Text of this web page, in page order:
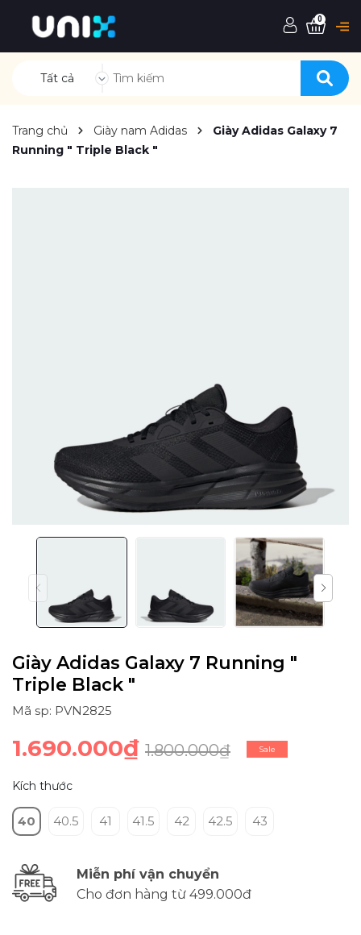
Tất cả
0
Trang chủ Giày nam Adidas
Giày Adidas Galaxy 7
Running " Triple Black "
Giày Adidas Galaxy 7 Running "
Triple Black "
Mã sp: PVN2825
1.690.000₫ 1.800.000₫ Sale
Kích thước
40 40.5 41 41.5 42 42.5 43
Miễn phí vận chuyển
Cho đơn hàng từ 499.000đ